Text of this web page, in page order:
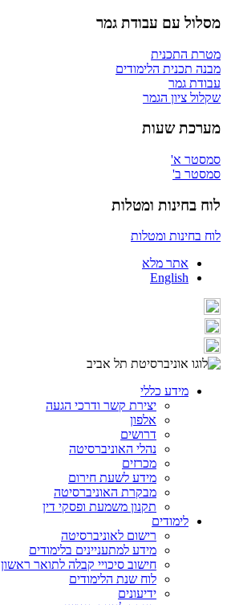
מסלול עם עבודת גמר
מטרת התכנית
מבנה תכנית הלימודים
עבודת גמר
שקלול ציון הגמר
מערכת שעות
סמסטר א'
סמסטר ב'
לוח בחינות ומטלות
לוח בחינות ומטלות
אתר מלא
English
מידע כללי
יצירת קשר ודרכי הגעה
אלפון
דרושים
נהלי האוניברסיטה
מכרזים
מידע לשעת חירום
מבקרת האוניברסיטה
תקנון משמעת ופסקי דין
לימודים
רישום לאוניברסיטה
מידע למתעניינים בלימודים
חישוב סיכויי קבלה לתואר ראשון
לוח שנת הלימודים
ידיעונים